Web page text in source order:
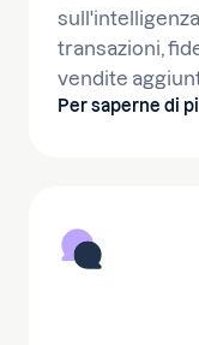
transazioni,
vendite
Per saperne di